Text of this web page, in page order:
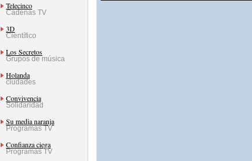
Telecinco
Cadenas TV
3D
Científico
Los Secretos
Grupos de música
Holanda
ciudades
Convivencia
Solidaridad
Su media naranja
Programas TV
Confianza ciega
Programas TV